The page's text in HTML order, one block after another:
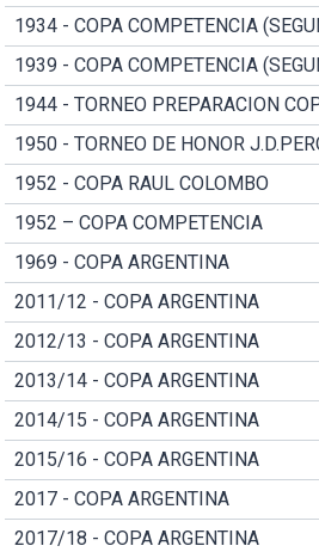
1934 - COPA COMPETENCIA
1939 - COPA COMPETENCIA
1944 - TORNEO PREPARACION
1950 - TORNEO DE HONOR
1952 - COPA RAUL COLOMBO
1952 – COPA COMPETENCIA
1969 - COPA ARGENTINA
2011/12 - COPA ARGENTINA
2012/13 - COPA ARGENTINA
2013/14 - COPA ARGENTINA
2014/15 - COPA ARGENTINA
2015/16 - COPA ARGENTINA
2017 - COPA ARGENTINA
2017/18 - COPA ARGENTINA